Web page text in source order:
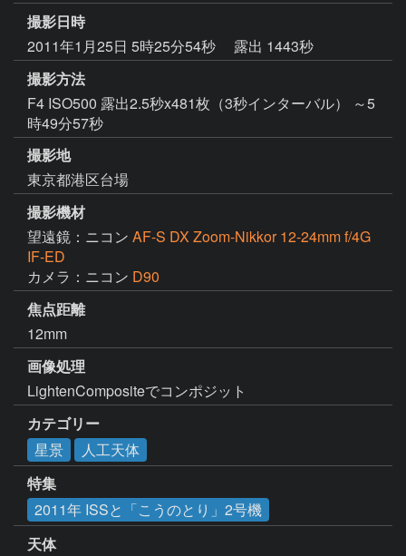
撮影日時
2011年1月25日 5時25分54秒
露出 1443秒
撮影方法
F4 ISO500 露出2.5秒x481枚（3秒インターバル） ～5
時49分57秒
撮影地
東京都港区台場
撮影機材
望遠鏡：ニコン AF-S DX Zoom-Nikkor 12-24mm f/4G
IF-ED
カメラ：ニコン D90
焦点距離
12mm
画像処理
LightenCompositeでコンポジット
カテゴリー
星景
人工天体
特集
2011年 ISSと「こうのとり」2号機
天体